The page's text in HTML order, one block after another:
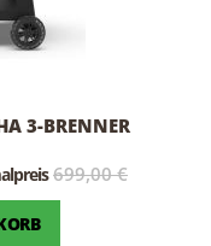
3-BRENNER
699,00 €